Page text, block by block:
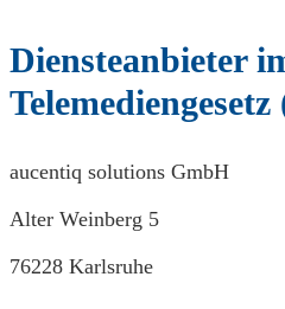
Diensteanbieter
aucentiq solutions GmbH
Alter Weinberg 5
76228 Karlsruhe